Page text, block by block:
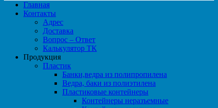
Главная
Контакты
Адрес
Доставка
Вопрос – Ответ
Калькулятор ТК
Продукция
Пластик
Банки,ведра из полипропилена
Ведра, баки из полиэтилена
Пластиковые контейнеры
Контейнеры неразъемные